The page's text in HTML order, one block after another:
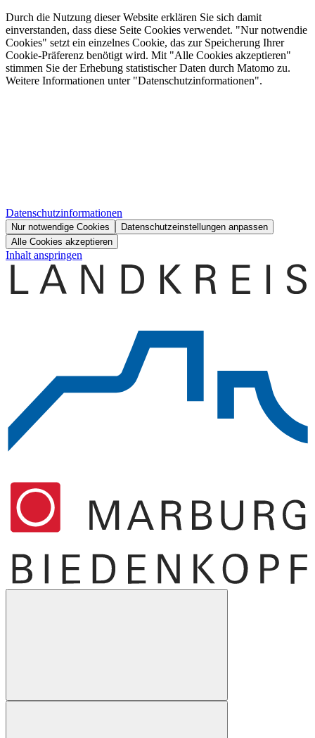
Durch die Nutzung dieser Website erklären Sie sich damit
einverstanden, dass diese Seite Cookies verwendet. "Nur notwendie
Cookies" setzt ein einzelnes Cookie, das zur Speicherung Ihrer
Cookie-Präferenz benötigt wird. Mit "Alle Cookies akzeptieren"
stimmen Sie der Erhebung statistischer Daten durch Matomo zu.
Weitere Informationen unter "Datenschutzinformationen".
Datenschutzinformationen
Nur notwendige Cookies
Datenschutzeinstellungen anpassen
Alle Cookies akzeptieren
Inhalt anspringen